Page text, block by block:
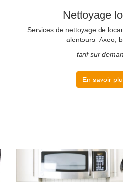
Nettoyage
Services de nettoyage de
alentours Axeo,
tarif sur
En savoir